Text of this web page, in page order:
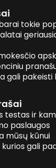
tokie
gali
testas ir
paslaugos
mūsų kūnui
kurios gali